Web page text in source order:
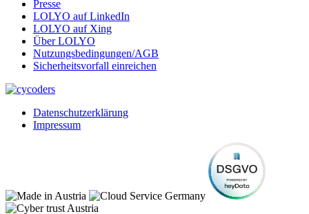
Presse
LOLYO auf LinkedIn
LOLYO auf Xing
Über LOLYO
Nutzungsbedingungen/AGB
Sicherheitsvorfall einreichen
Datenschutzerklärung
Impressum